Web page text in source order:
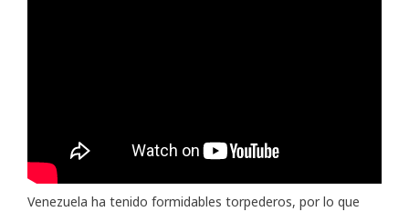
Venezuela ha tenido formidables torpederos, por lo que